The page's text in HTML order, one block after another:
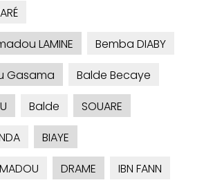
LAMINE
Bemba DIABY
Gasama
Balde Becaye
Balde
SOUARE
BIAYE
DRAME
IBN FANN